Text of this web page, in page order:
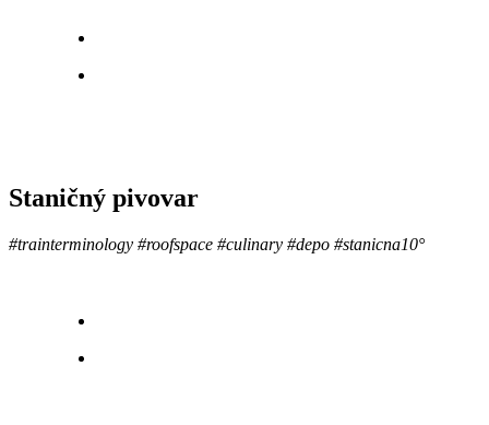
Staničný pivovar
#trainterminology #roofspace #culinary #depo #stanicna10°